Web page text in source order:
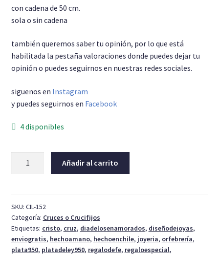
con cadena de 50 cm.
sola o sin cadena
también queremos saber tu opinión, por lo que está
habilitada la pestaña valoraciones donde puedes dejar tu
opinión o puedes seguirnos en nuestras redes sociales.
siguenos en Instagram
y puedes seguirnos en Facebook
4 disponibles
Añadir al carrito
SKU: CIL-152
Categoría: Cruces o Crucifijos
Etiquetas: cristo, cruz, diadelosenamorados, diseñodejoyas,
enviogratis, hechoamano, hechoenchile, joyeria, orfebrería,
plata950, platadeley950, regalodefe, regaloespecial,